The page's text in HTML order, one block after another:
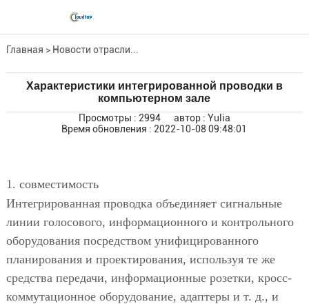
Главная > Новости отрасли...
Характеристики интегрированной проводки в
компьютерном зале
Просмотры : 2994
автор : Yulia
Время обновления : 2022-10-08 09:48:01
1. совместимость
Интегрированная проводка объединяет сигнальные
линии голосового, информационного и контрольного
оборудования посредством унифицированного
планирования и проектирования, используя те же
средства передачи, информационные розетки, кросс-
коммутационное оборудование, адаптеры и т. д., и